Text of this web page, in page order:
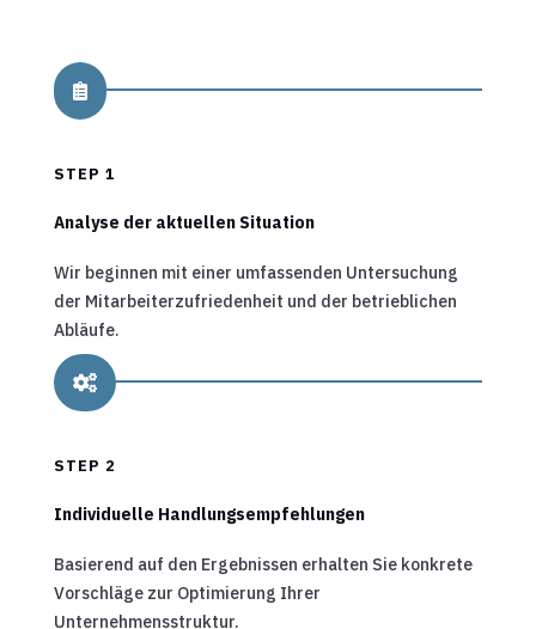

STEP 1
Analyse der aktuellen Situation
Wir beginnen mit einer umfassenden Untersuchung
der Mitarbeiterzufriedenheit und der betrieblichen
Abläufe.

STEP 2
Individuelle Handlungsempfehlungen
Basierend auf den Ergebnissen erhalten Sie konkrete
Vorschläge zur Optimierung Ihrer
Unternehmensstruktur.